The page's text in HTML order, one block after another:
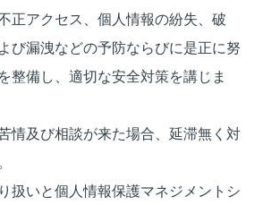
正アクセス、個人情報の紛失、破
び漏洩などの予防ならびに是正に努
整備し、適切な安全対策を講じま
情及び相談が来た場合、延滞無く対
扱いと個人情報保護マネジメントシ